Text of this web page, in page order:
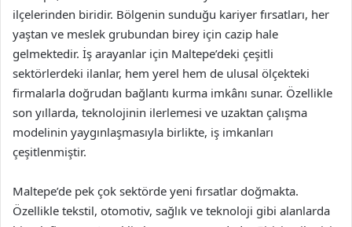
ilçelerinden biridir. Bölgenin sunduğu kariyer fırsatları, her
yaştan ve meslek grubundan birey için cazip hale
gelmektedir. İş arayanlar için Maltepe’deki çeşitli
sektörlerdeki ilanlar, hem yerel hem de ulusal ölçekteki
firmalarla doğrudan bağlantı kurma imkânı sunar. Özellikle
son yıllarda, teknolojinin ilerlemesi ve uzaktan çalışma
modelinin yaygınlaşmasıyla birlikte, iş imkanları
çeşitlenmiştir.
Maltepe’de pek çok sektörde yeni fırsatlar doğmakta.
Özellikle tekstil, otomotiv, sağlık ve teknoloji gibi alanlarda